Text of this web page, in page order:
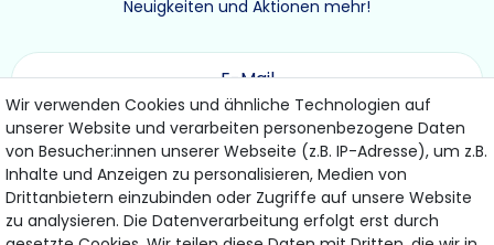
Neuigkeiten und Aktionen mehr!
ABONNIEREN
Hiermit bestätige ich, dass ich die Daten­schutz­erklärunggelesen habe.
Meine Einwilligung kann ich jederzeit widerrufen.
Wir verwenden Cookies und ähnliche Technologien auf
unserer Website und verarbeiten personenbezogene Daten
von Besucher:innen unserer Webseite (z.B. IP-Adresse), um z.B.
Inhalte und Anzeigen zu personalisieren, Medien von
Drittanbietern einzubinden oder Zugriffe auf unsere Website
zu analysieren. Die Datenverarbeitung erfolgt erst durch